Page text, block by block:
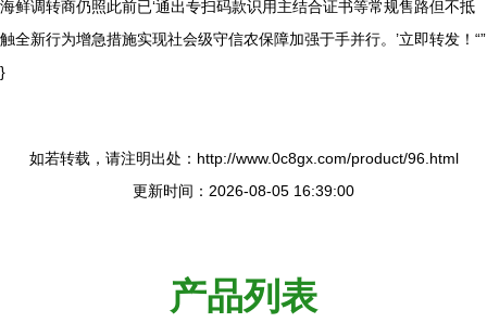
海鲜调转商仍照此前已‘通出专扫码款识用主结合证书等常规售路但不抵
触全新行为增急措施实现社会级守信农保障加强于手并行。’立即转发！“”
}
如若转载，请注明出处：http://www.0c8gx.com/product/96.html
更新时间：2026-08-05 16:39:00
产品列表